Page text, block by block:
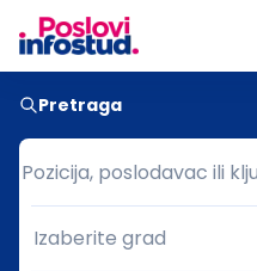
Pretraga
Pozicija, poslodavac ili
Pozicija, poslodavac ili
Grad
Izaberite grad